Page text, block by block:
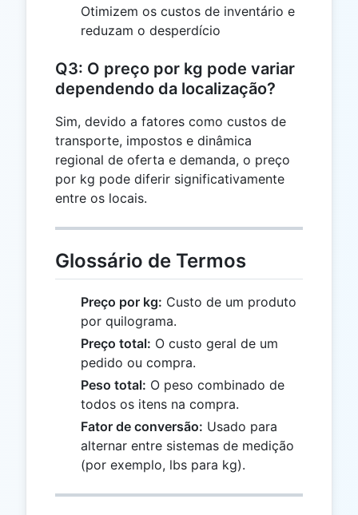
Otimizem os custos de inventário e
reduzam o desperdício
Q3: O preço por kg pode variar
dependendo da localização?
Sim, devido a fatores como custos de
transporte, impostos e dinâmica
regional de oferta e demanda, o preço
por kg pode diferir significativamente
entre os locais.
Glossário de Termos
Preço por kg: Custo de um produto
por quilograma.
Preço total: O custo geral de um
pedido ou compra.
Peso total: O peso combinado de
todos os itens na compra.
Fator de conversão: Usado para
alternar entre sistemas de medição
(por exemplo, lbs para kg).